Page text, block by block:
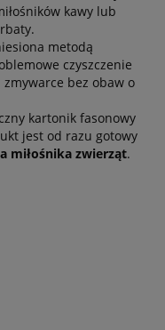
kawy lub
metodą
czyszczenie
bez obaw o
kartonik fasonowy
jest od razu gotowy
miłośnika zwierząt.